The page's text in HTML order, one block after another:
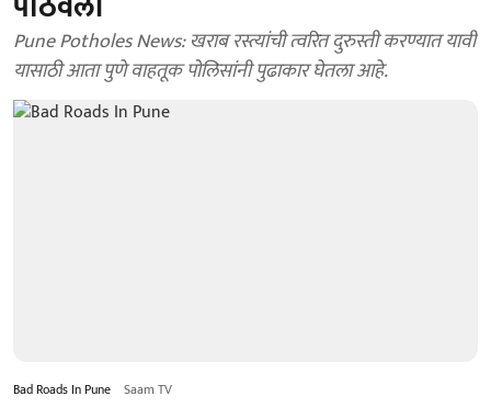
Pune Potholes News: खराब रस्त्यांची त्वरित दुरुस्ती करण्यात यावी
यासाठी आता पुणे वाहतूक पोलिसांनी पुढाकार घेतला आहे.
Bad Roads In Pune Saam TV